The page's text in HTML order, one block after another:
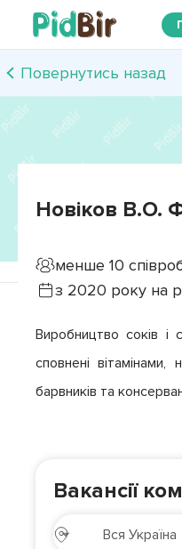
Повернутись назад
Новіков В.О.
менше 10
з 2020 року на
Виробництво соків і
сповнені
барвників та
Вакансії